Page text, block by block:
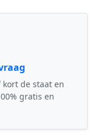
de staat en
gratis en